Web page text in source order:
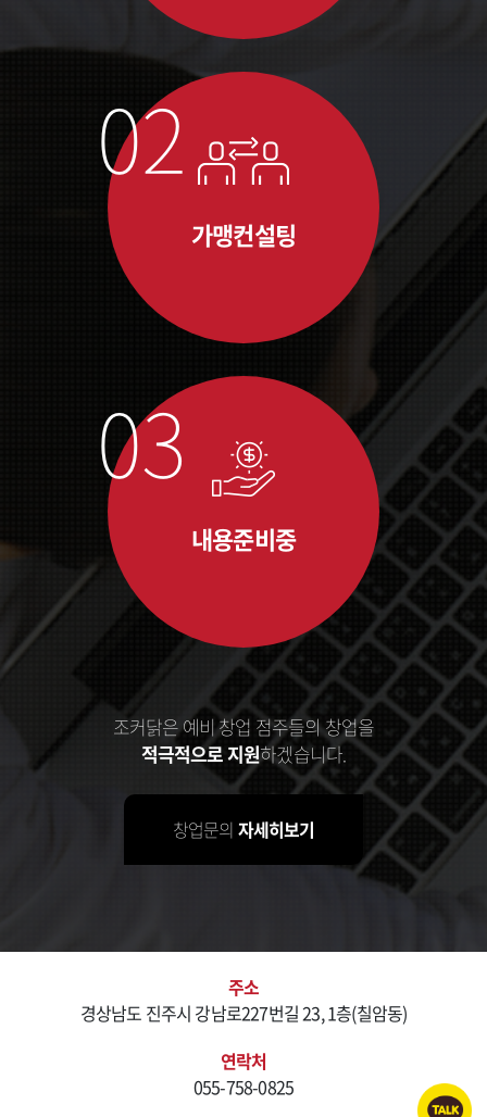
가맹컨설팅
내용준비중
조커닭은 예비 창업 점주들의 창업을
적극적으로 지원하겠습니다.
창업문의 자세히보기
주소
경상남도 진주시 강남로227번길 23, 1층(칠암동)
연락처
055-758-0825